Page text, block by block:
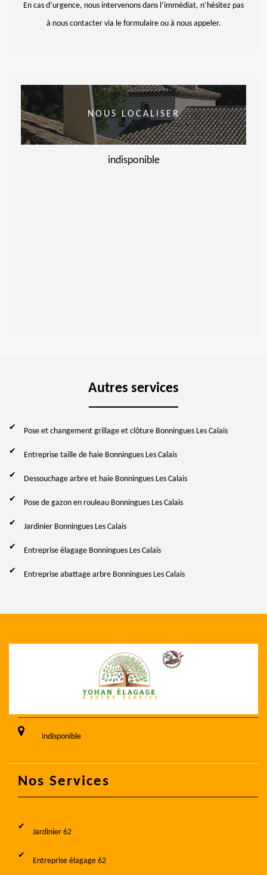
En cas d’urgence, nous intervenons dans l’immédiat, n’hésitez pas
à nous contacter via le formulaire ou à nous appeler.
NOUS LOCALISER
indisponible
Autres services
Pose et changement grillage et clôture Bonningues Les Calais
Entreprise taille de haie Bonningues Les Calais
Dessouchage arbre et haie Bonningues Les Calais
Pose de gazon en rouleau Bonningues Les Calais
Jardinier Bonningues Les Calais
Entreprise élagage Bonningues Les Calais
Entreprise abattage arbre Bonningues Les Calais
indisponible
Nos Services
Jardinier 62
Entreprise élagage 62